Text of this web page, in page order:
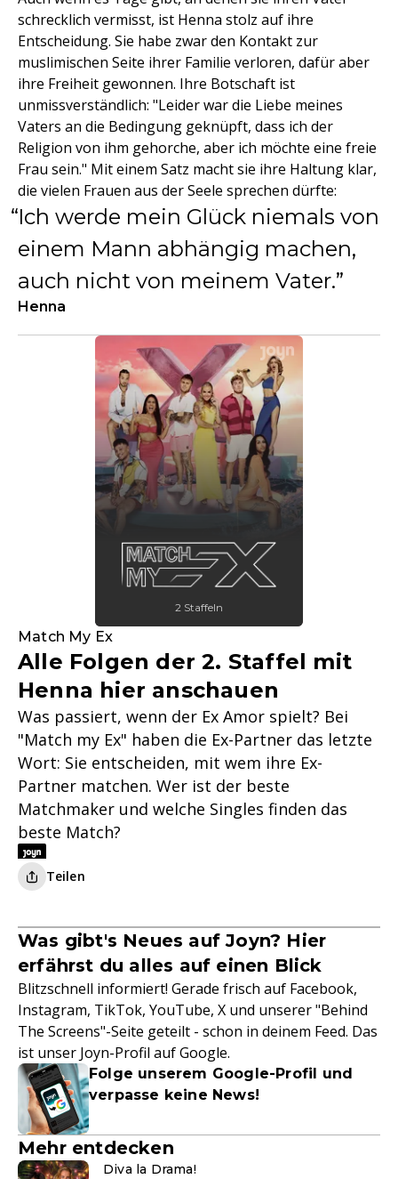
schrecklich vermisst, ist Henna stolz auf ihre
Entscheidung. Sie habe zwar den Kontakt zur
muslimischen Seite ihrer Familie verloren, dafür aber
ihre Freiheit gewonnen. Ihre Botschaft ist
unmissverständlich: "Leider war die Liebe meines
Vaters an die Bedingung geknüpft, dass ich der
Religion von ihm gehorche, aber ich möchte eine freie
Frau sein." Mit einem Satz macht sie ihre Haltung klar,
die vielen Frauen aus der Seele sprechen dürfte:
Ich werde mein Glück niemals von
einem Mann abhängig machen,
auch nicht von meinem Vater.
Henna
2 Staffeln
Match My Ex
Alle Folgen der 2. Staffel mit
Henna hier anschauen
Was passiert, wenn der Ex Amor spielt? Bei
"Match my Ex" haben die Ex-Partner das letzte
Wort: Sie entscheiden, mit wem ihre Ex-
Partner matchen. Wer ist der beste
Matchmaker und welche Singles finden das
beste Match?
Teilen
Was gibt's Neues auf Joyn? Hier
erfährst du alles auf einen Blick
Blitzschnell informiert! Gerade frisch auf Facebook,
Instagram, TikTok, YouTube, X und unserer "Behind
The Screens"-Seite geteilt - schon in deinem Feed. Das
ist unser Joyn-Profil auf Google.
Folge unserem Google-Profil und
verpasse keine News!
Mehr entdecken
Diva la Drama!